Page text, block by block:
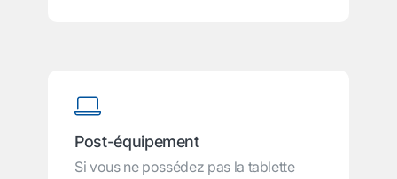
Post-équipement
Si vous ne possédez pas la tablette